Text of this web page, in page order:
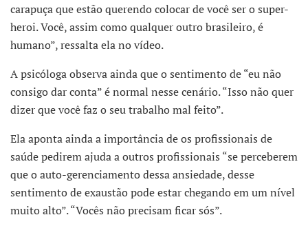
carapuça que estão querendo colocar de você ser o super-
heroi. Você, assim como qualquer outro brasileiro, é
humano”, ressalta ela no vídeo.
A psicóloga observa ainda que o sentimento de “eu não
consigo dar conta” é normal nesse cenário. “Isso não quer
dizer que você faz o seu trabalho mal feito”.
Ela aponta ainda a importância de os profissionais de
saúde pedirem ajuda a outros profissionais “se perceberem
que o auto-gerenciamento dessa ansiedade, desse
sentimento de exaustão pode estar chegando em um nível
muito alto”. “Vocês não precisam ficar sós”.